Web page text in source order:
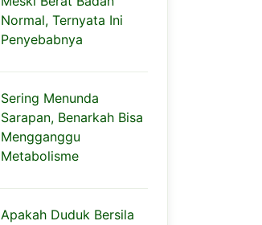
Normal, Ternyata Ini
Penyebabnya
Sering Menunda
Sarapan, Benarkah Bisa
Mengganggu
Metabolisme
Apakah Duduk Bersila